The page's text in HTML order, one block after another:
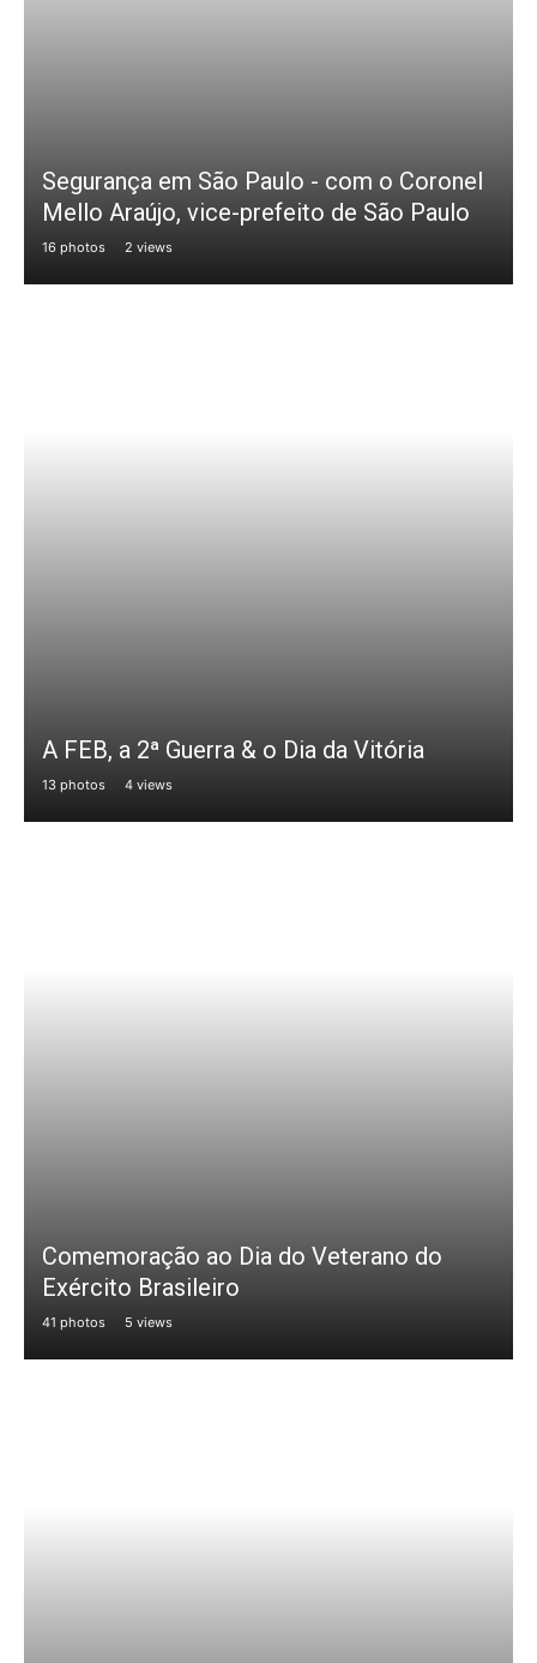
Segurança em São Paulo - com o Coronel
Mello Araújo, vice-prefeito de São Paulo
16 photos 2 views
A FEB, a 2ª Guerra & o Dia da Vitória
13 photos 4 views
Comemoração ao Dia do Veterano do
Exército Brasileiro
41 photos 5 views